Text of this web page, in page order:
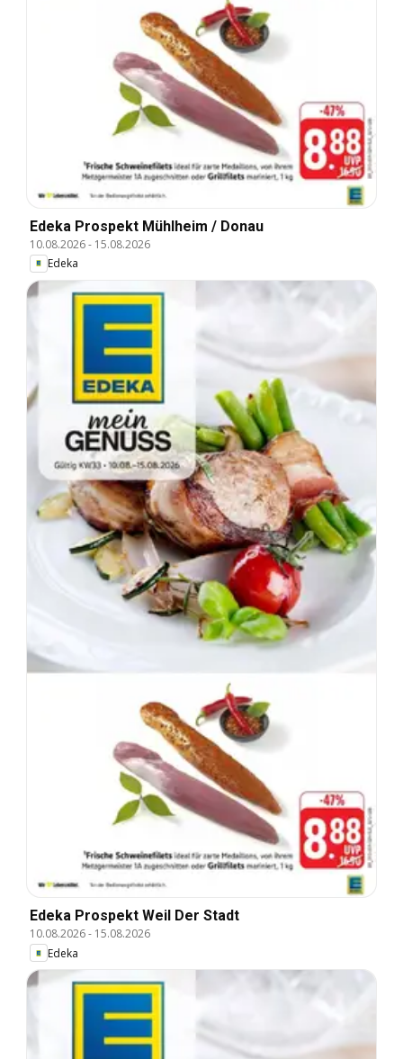
Edeka Prospekt Mühlheim / Donau
10.08.2026- 15.08.2026
Edeka
Edeka Prospekt Weil Der Stadt
10.08.2026- 15.08.2026
Edeka